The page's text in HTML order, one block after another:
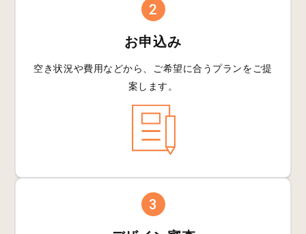
2
お申込み
空き状況や費用などから、 ご希望に合うプランを ご提
案します。
3